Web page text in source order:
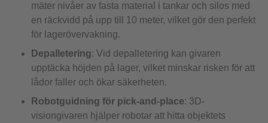
mäter nivåer av fasta material i tankar och silos med
en räckvidd på upp till 10 meter, vilket gör den perfekt
för lagerövervakning.
Depalletering: Vid depalletering kan givaren
upptäcka höjden på lager, vilket minskar risken för att
lådor faller och ökar säkerheten.
Robotguidning för pick-and-place: 3D-
visiongivaren hjälper robotar att hitta objektets